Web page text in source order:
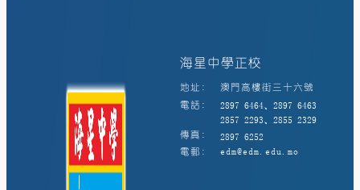
海星中學正校
地址:
澳門高樓街三十六號
電話:
2897 6464、2897 6463
2857 2293、2855 2329
傳真:
2897 6252
電郵:
edm@edm.edu.mo